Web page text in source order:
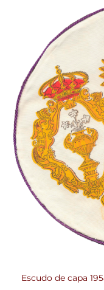
Escudo de capa